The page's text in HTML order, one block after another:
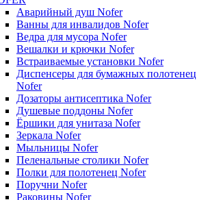
Аварийный душ Nofer
Ванны для инвалидов Nofer
Ведра для мусора Nofer
Вешалки и крючки Nofer
Встраиваемые установки Nofer
Диспенсеры для бумажных полотенец
Nofer
Дозаторы антисептика Nofer
Душевые поддоны Nofer
Ёршики для унитаза Nofer
Зеркала Nofer
Мыльницы Nofer
Пеленальные столики Nofer
Полки для полотенец Nofer
Поручни Nofer
Раковины Nofer